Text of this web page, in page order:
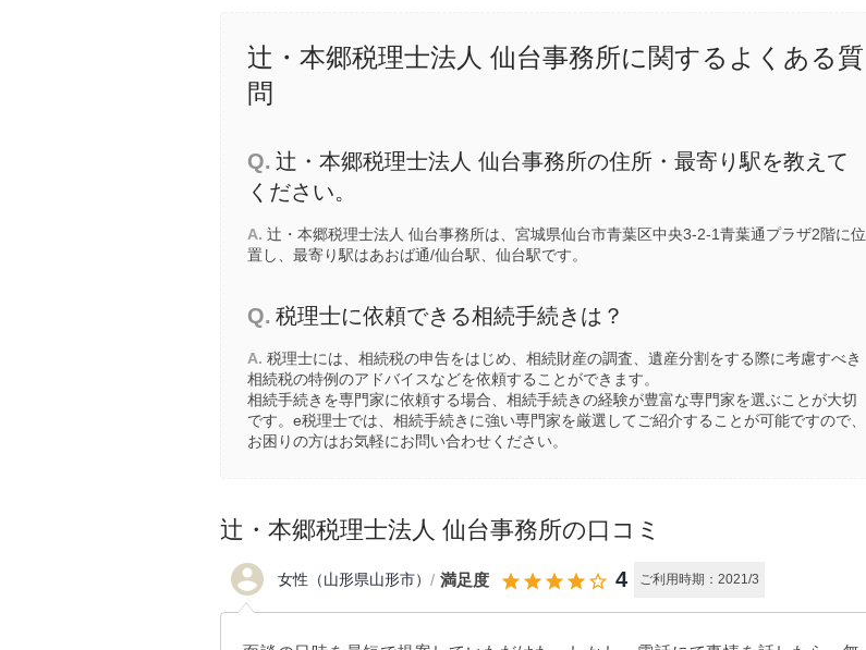
辻・本郷税理士法人 仙台事務所に関するよくある質
問
Q. 辻・本郷税理士法人 仙台事務所の住所・最寄り駅を教えて
ください。
A. 辻・本郷税理士法人 仙台事務所は、宮城県仙台市青葉区中央3-2-1青葉通プラザ2階に位
置し、最寄り駅はあおば通/仙台駅 仙台駅です。
Q. 税理士に依頼できる相続手続きは？
A. 税理士には、相続税の申告をはじめ、相続財産の調査、遺産分割をする際に考慮すべき
相続税の特例のアドバイスなどを依頼することができます。
相続手続きを専門家に依頼する場合、相続手続きの経験が豊富な専門家を選ぶことが大切
です。e税理士では、相続手続きに強い専門家を厳選してご紹介することが可能ですので、
お困りの方はお気軽にお問い合わせください。
辻・本郷税理士法人 仙台事務所の口コミ
account_circle 女性（山形県山形市） 満足度 star star star star star_outline 4 ご利用時期：2021/3